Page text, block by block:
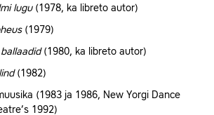
lugu(1978, ka libreto autor)
(1979)
(1980, ka libreto autor)
(1982)
(1983 ja 1986, New Yorgi Dance
1992)